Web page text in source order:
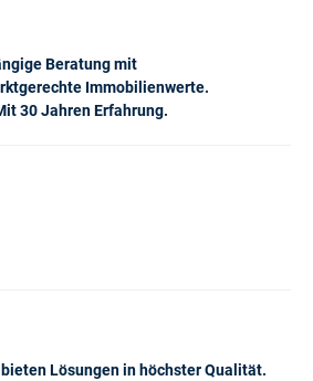
Beratung mit
Immobilienwerte.
30 Jahren Erfahrung.
Lösungen in höchster Qualität.